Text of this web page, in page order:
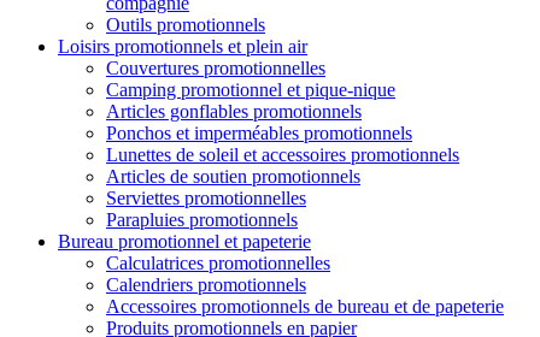
Outils promotionnels
Loisirs promotionnels et plein air
Couvertures promotionnelles
Camping promotionnel et pique-nique
Articles gonflables promotionnels
Ponchos et imperméables promotionnels
Lunettes de soleil et accessoires promotionnels
Articles de soutien promotionnels
Serviettes promotionnelles
Parapluies promotionnels
Bureau promotionnel et papeterie
Calculatrices promotionnelles
Calendriers promotionnels
Accessoires promotionnels de bureau et de papeterie
Produits promotionnels en papier